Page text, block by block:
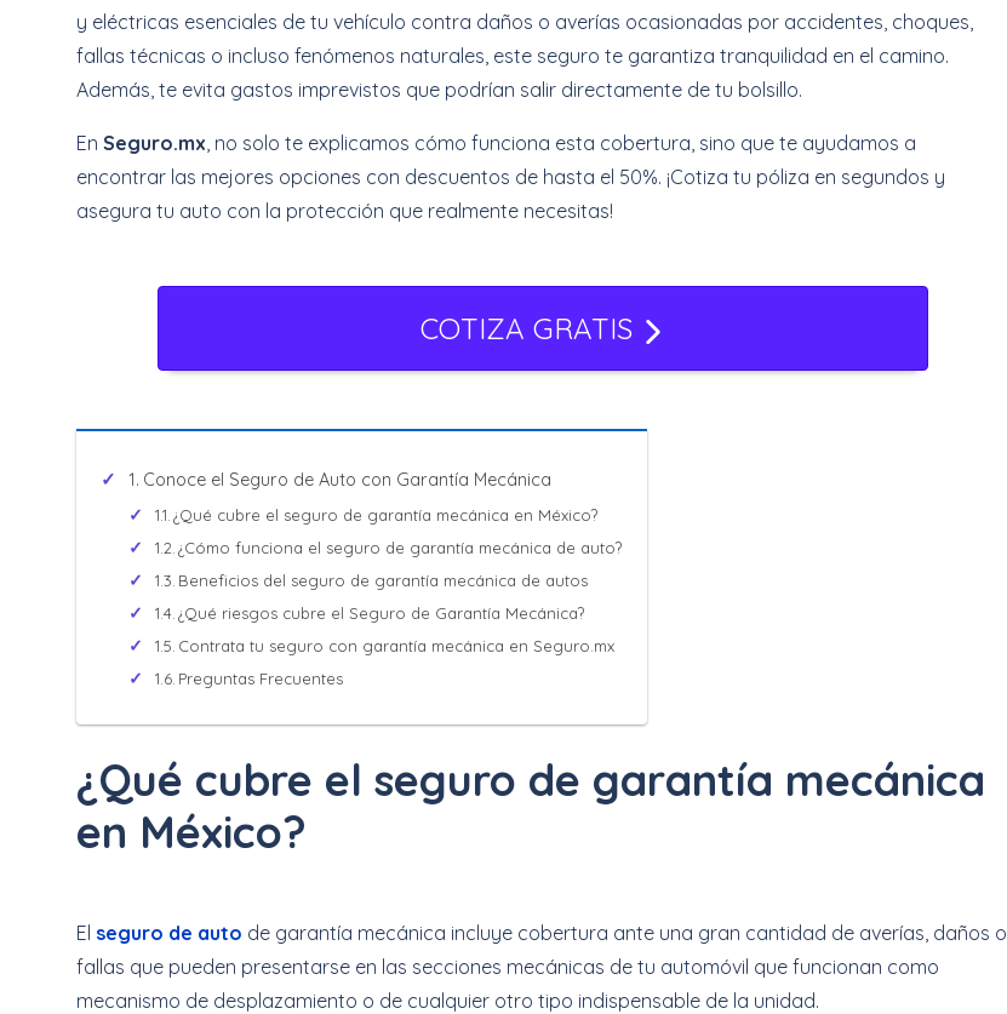
y eléctricas esenciales de tu vehículo contra daños o averías ocasionadas por accidentes, choques,
fallas técnicas o incluso fenómenos naturales, este seguro te garantiza tranquilidad en el camino.
Además, te evita gastos imprevistos que podrían salir directamente de tu bolsillo.
En Seguro.mx, no solo te explicamos cómo funciona esta cobertura, sino que te ayudamos a
encontrar las mejores opciones con descuentos de hasta el 50%. ¡Cotiza tu póliza en segundos y
asegura tu auto con la protección que realmente necesitas!
COTIZA GRATIS
Conoce el Seguro de Auto con Garantía Mecánica
¿Qué cubre el seguro de garantía mecánica en México?
¿Cómo funciona el seguro de garantía mecánica de auto?
Beneficios del seguro de garantía mecánica de autos
¿Qué riesgos cubre el Seguro de Garantía Mecánica?
Contrata tu seguro con garantía mecánica en Seguro.mx
Preguntas Frecuentes
¿Qué cubre el seguro de garantía mecánica
en México?
El seguro de auto de garantía mecánica incluye cobertura ante una gran cantidad de averías, daños o
fallas que pueden presentarse en las secciones mecánicas de tu automóvil que funcionan como
mecanismo de desplazamiento o de cualquier otro tipo indispensable de la unidad.